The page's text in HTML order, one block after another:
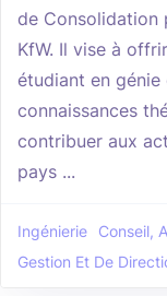
de Consolidation
KfW.​ Il vise à
étudiant en
connaissances
contribuer aux
pays ...
Ingénierie
Conseil,
Gestion Et De